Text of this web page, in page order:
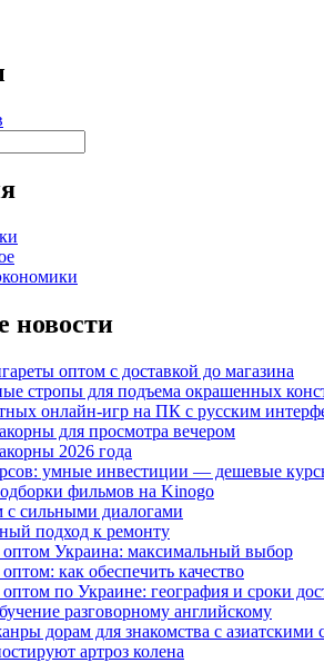
новости
оптом с доставкой до магазина
стропы для подъема окрашенных
онлайн-игр на ПК с русским
для просмотра вечером
2026 года
умные инвестиции — дешевые
фильмов на Kinogo
с сильными диалогами
подход к ремонту
Украина: максимальный выбор
как обеспечить качество
по Украине: география и сроки
разговорному английскому
дорам для знакомства с азиатскими
артроз колена